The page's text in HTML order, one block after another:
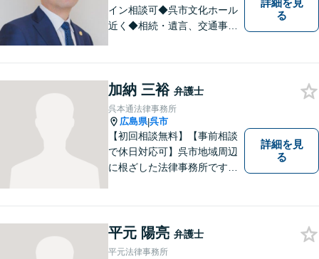
イン相談可◆呉市文化ホール
近く◆相続・遺言、交通事
など。話しにくいことも安心
してご相談ください。あなた
の気持ちに寄り添い、丁寧に
お応えします。
詳細を見
る
加納 三裕 弁護士
呉本通法律事務所
広島県|呉市
【初回相談無料】【事前相談
で休日対応可】呉市地域周辺
に根ざした法律事務所です。
詳細を見
る
平元 陽亮 弁護士
平元法律事務所